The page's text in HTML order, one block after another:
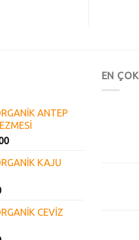
ANTEP
KAJU
CEVİZ
EN